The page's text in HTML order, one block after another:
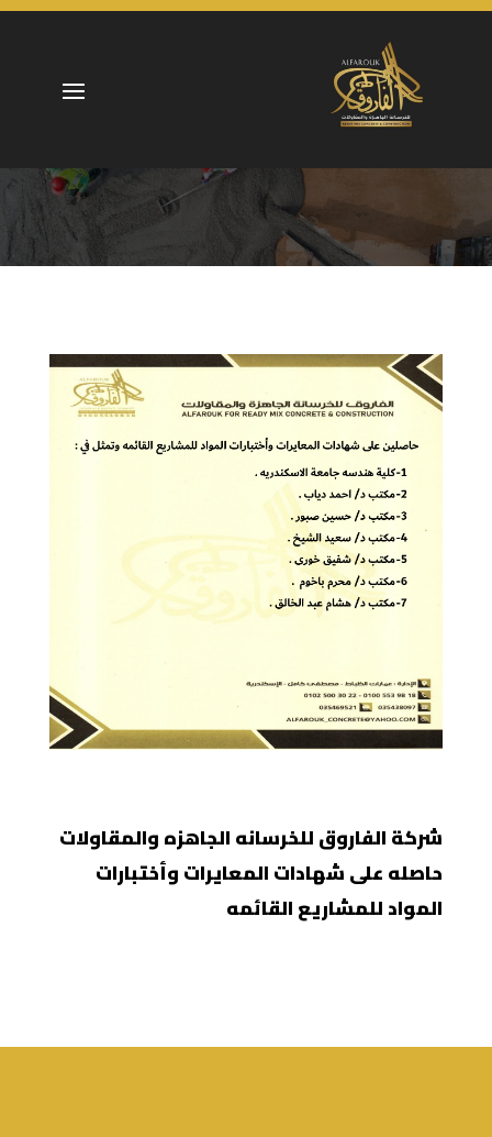
شركة الفاروق للخرسانه الجاهزه والمقاولات
حاصله على شهادات المعايرات وأختبارات
المواد للمشاريع القائمه